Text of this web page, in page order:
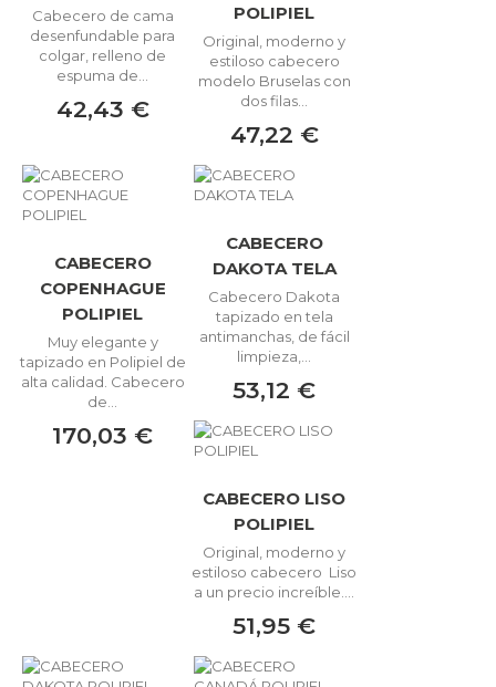
Cabecero de cama
desenfundable para
colgar, relleno de
espuma de...
42,43 €
POLIPIEL
Original, moderno y
estiloso cabecero
modelo Bruselas con
dos filas...
47,22 €
CABECERO
COPENHAGUE
POLIPIEL
Muy elegante y
tapizado en Polipiel de
alta calidad. Cabecero
de...
170,03 €
CABECERO
DAKOTA TELA
Cabecero Dakota
tapizado en tela
antimanchas, de fácil
limpieza,...
53,12 €
CABECERO LISO
POLIPIEL
Original, moderno y
estiloso cabecero Liso
a un precio increíble....
51,95 €